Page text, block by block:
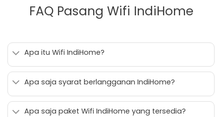
FAQ Pasang Wifi IndiHome
Apa itu Wifi IndiHome?
Apa saja syarat berlangganan IndiHome?
Apa saja paket Wifi IndiHome yang tersedia?